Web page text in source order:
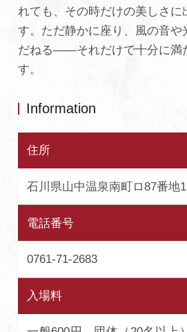
れても、その時だけの美しさに
す。ただ静かに座り、風の音や
だねる——それだけで十分に満
す。
Information
住所
石川県山中温泉南町ロ87番地1
電話番号
0761-71-2683
入場料